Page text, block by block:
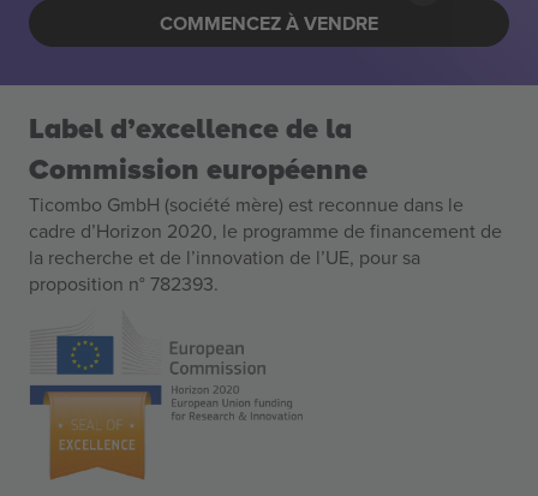
COMMENCEZ À VENDRE
Label d’excellence de la
Commission européenne
Ticombo GmbH (société mère) est reconnue dans le
cadre d’Horizon 2020, le programme de financement de
la recherche et de l’innovation de l’UE, pour sa
proposition n° 782393.